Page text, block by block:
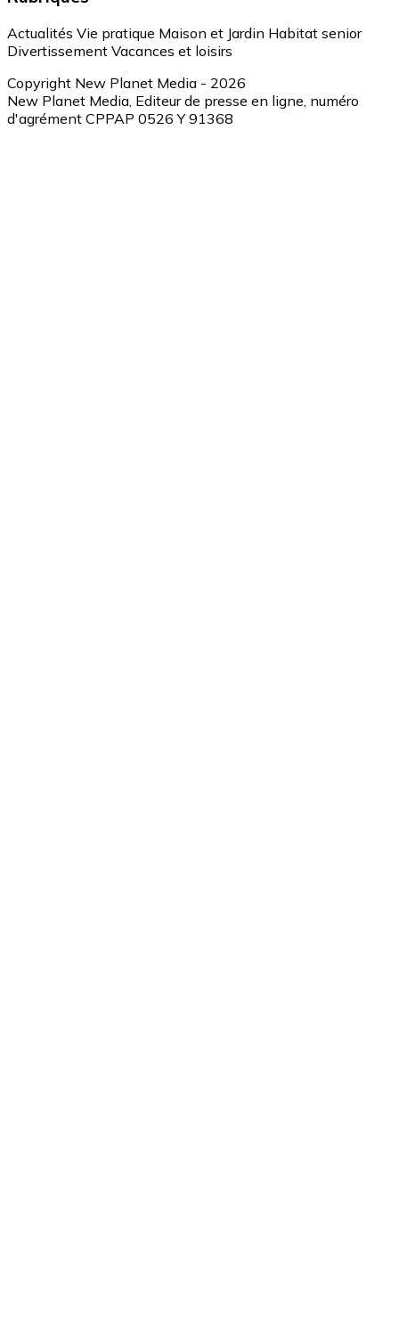
Actualités Vie pratique Maison et Jardin Habitat senior
Divertissement Vacances et loisirs
Copyright New Planet Media - 2026
New Planet Media, Editeur de presse en ligne, numéro
d'agrément CPPAP 0526 Y 91368